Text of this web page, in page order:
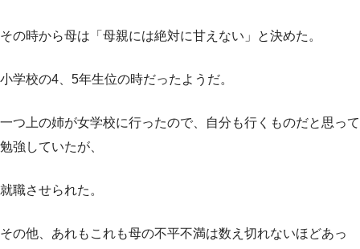
その時から母は「母親には絶対に甘えない」と決めた。
小学校の4、5年生位の時だったようだ。
一つ上の姉が女学校に行ったので、自分も行くものだと思って
勉強していたが、
就職させられた。
その他、あれもこれも母の不平不満は数え切れないほどあっ